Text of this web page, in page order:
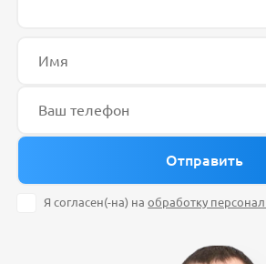
Я согласен(-на) наобработку